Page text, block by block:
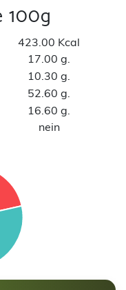
100g
423.00 Kcal
17.00 g.
10.30 g.
52.60 g.
16.60 g.
nein